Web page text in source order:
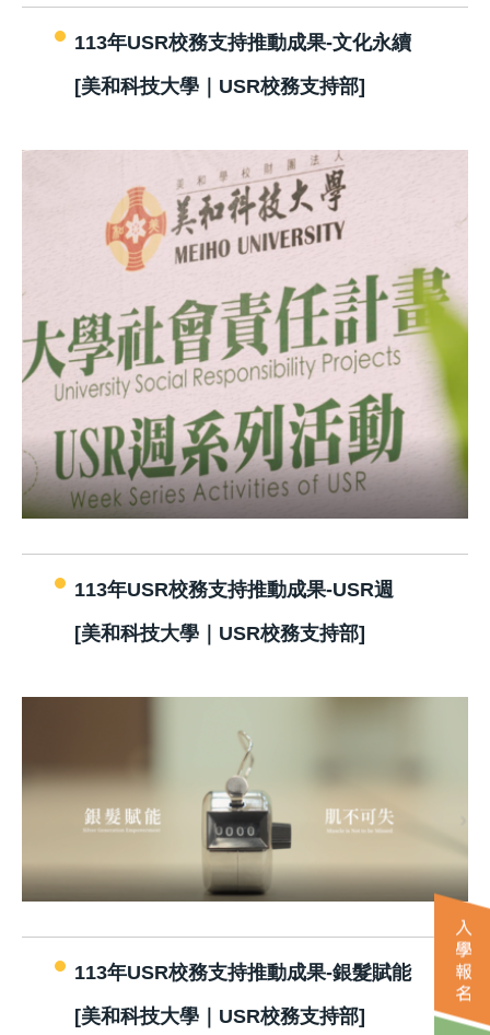
113年USR校務支持推動成果-文化永續
[美和科技大學｜USR校務支持部]
113年USR校務支持推動成果-USR週
[美和科技大學｜USR校務支持部]
113年USR校務支持推動成果-銀髮賦能
[美和科技大學｜USR校務支持部]